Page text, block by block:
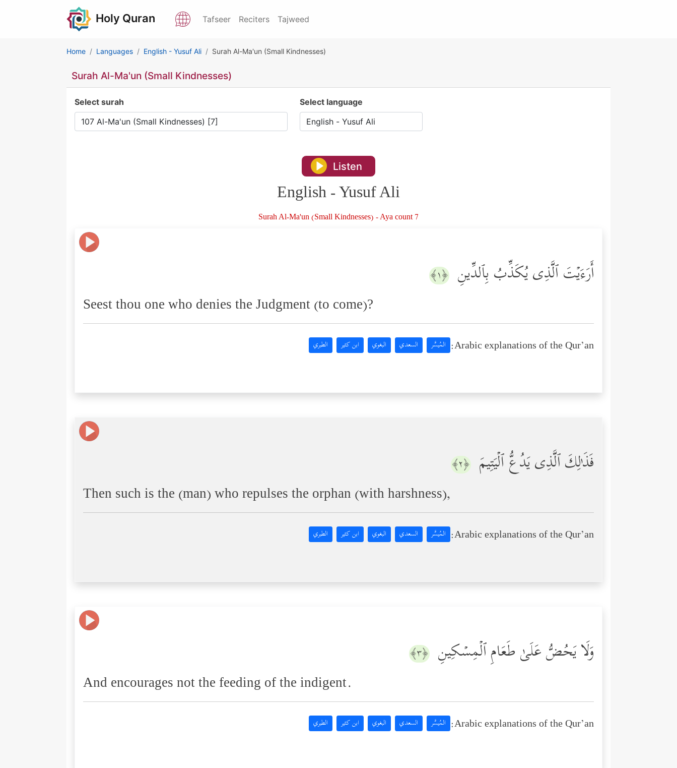
Holy Quran Tafseer Reciters Tajweed
Home Languages English - Yusuf Ali Surah Al-Ma'un (Small Kindnesses)
Surah Al-Ma'un (Small Kindnesses)
Select surah Select language
Listen
English - Yusuf Ali
Surah Al-Ma'un (Small Kindnesses) - Aya count 7
أَرَءَیۡتَ ٱلَّذِی یُكَذِّبُ بِٱلدِّینِ ﴿١﴾
Seest thou one who denies the Judgment (to come)?
Arabic explanations of the Qur’an: المُيسَّر السعدي البغوي ابن كثير الطبري
فَذَ ٰ⁠لِكَ ٱلَّذِی یَدُعُّ ٱلۡیَتِیمَ ﴿٢﴾
Then such is the (man) who repulses the orphan (with harshness),
Arabic explanations of the Qur’an: المُيسَّر السعدي البغوي ابن كثير الطبري
وَلَا یَحُضُّ عَلَىٰ طَعَامِ ٱلۡمِسۡكِینِ ﴿٣﴾
And encourages not the feeding of the indigent.
Arabic explanations of the Qur’an: المُيسَّر السعدي البغوي ابن كثير الطبري